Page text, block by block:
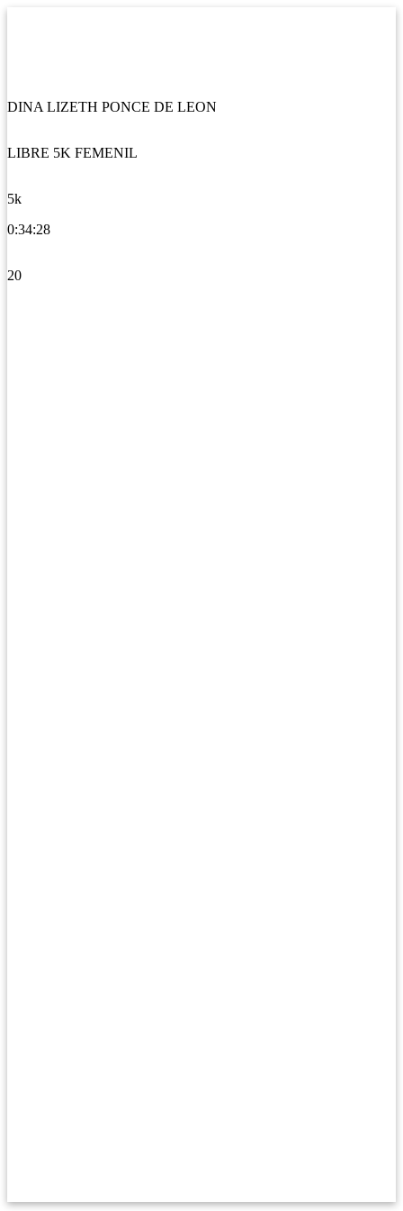
DINA LIZETH PONCE DE LEON
LIBRE 5K FEMENIL
5k
0:34:28
20